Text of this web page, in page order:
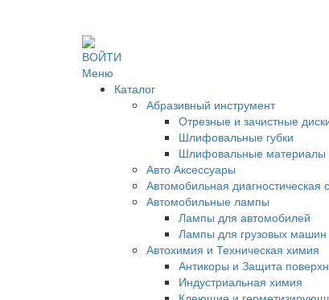
ВОЙТИ
Меню
Каталог
Абразивный инструмент
Отрезные и зачистные
Шлифовальные губки
Шлифовальные материалы
Авто Аксессуары
Автомобильная диагностическая
Автомобильные лампы
Лампы для автомобилей
Лампы для грузовых машин
Автохимия и Техническая химия
Антикоры и Защита
Индустриальная химия